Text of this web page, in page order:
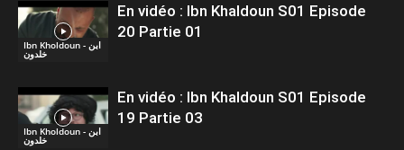
Ibn Kholdoun - ابن
خلدون
En vidéo : Ibn Khaldoun S01 Episode
20 Partie 01
Ibn Kholdoun - ابن
خلدون
En vidéo : Ibn Khaldoun S01 Episode
19 Partie 03